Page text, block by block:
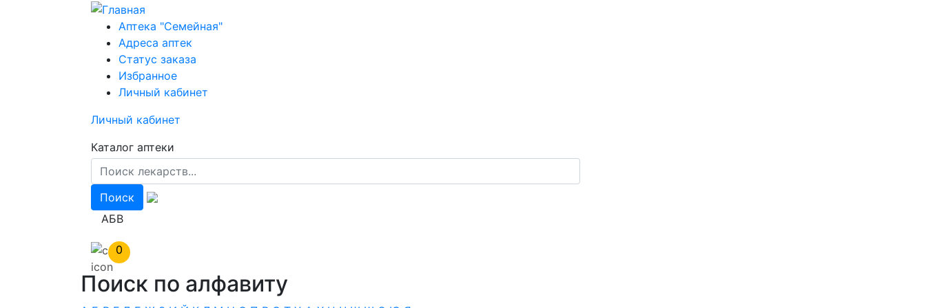
Аптека "Семейная"
Адреса аптек
Статус заказа
Избранное
Личный кабинет
Личный кабинет
Каталог аптеки
АБВ
0
Поиск по алфавиту